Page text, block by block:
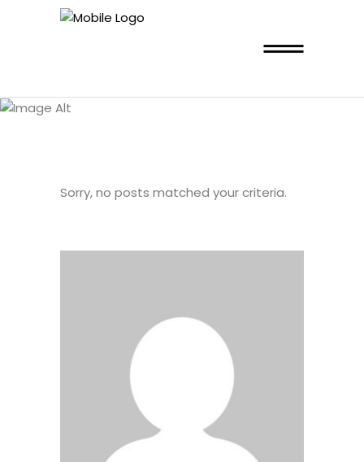
BLOG
Sorry, no posts matched your criteria.